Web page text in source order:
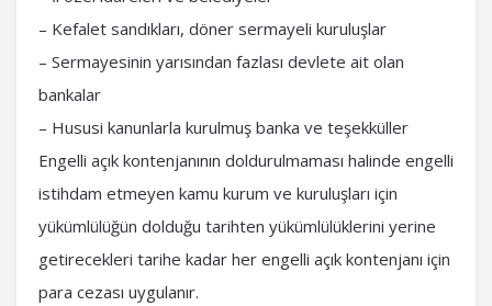
– Kefalet sandıkları, döner sermayeli kuruluşlar
– Sermayesinin yarısından fazlası devlete ait olan
bankalar
– Hususi kanunlarla kurulmuş banka ve teşekküller
Engelli açık kontenjanının doldurulmaması halinde engelli
istihdam etmeyen kamu kurum ve kuruluşları için
yükümlülüğün dolduğu tarihten yükümlülüklerini yerine
getirecekleri tarihe kadar her engelli açık kontenjanı için
para cezası uygulanır.